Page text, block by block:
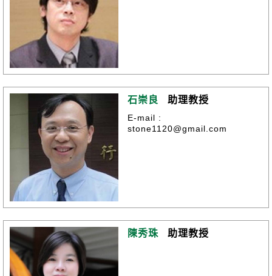
石崇良 助理教授
E-mail :
stone1120@gmail.com
陳秀珠 助理教授